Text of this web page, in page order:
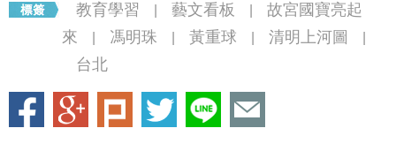
教育學習 藝文看板
故宮國寶亮起
來
馮明珠 黃重球 清明上河圖
台北